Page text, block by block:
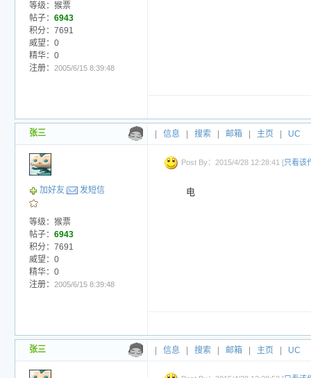
等级：猴票
帖子： 6943
积分：7691
威望：0
精华：0
注册：
2005/6/15 8:39:48
张三 信息 搜索 邮箱 主页 UC
加好友 发短信
等级：猴票
帖子： 6943
积分：7691
威望：0
精华：0
注册：
2005/6/15 8:39:48
Post By：2015/4/28 12:28:41 [只看该
电
张三 信息 搜索 邮箱 主页 UC